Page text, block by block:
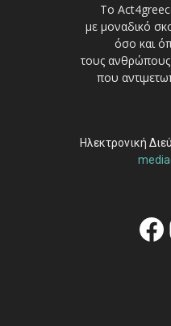
Το
με μοναδικό
όσο και
τους ανθρώπους
που
Ηλεκτρονική